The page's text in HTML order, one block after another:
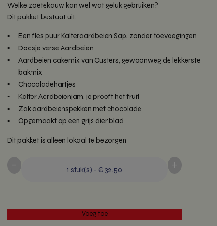
Welke zoetekauw kan wel wat geluk gebruiken?
Dit pakket bestaat uit:
Een fles puur Kalteraardbeien Sap, zonder toevoegingen
Doosje verse Aardbeien
Aardbeien cakemix van Custers, gewoonweg de lekkerste
bakmix
Chocoladehartjes
Kalter Aardbeienjam, je proeft het fruit
Zak aardbeienspekken met chocolade
Opgemaakt op een grijs dienblad
Dit pakket is alleen lokaal te bezorgen
- 1 stuk(s) - € 32.50 +